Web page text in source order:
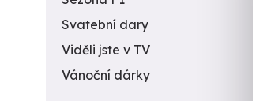
Svatební dary
Viděli jste v TV
Vánoční dárky